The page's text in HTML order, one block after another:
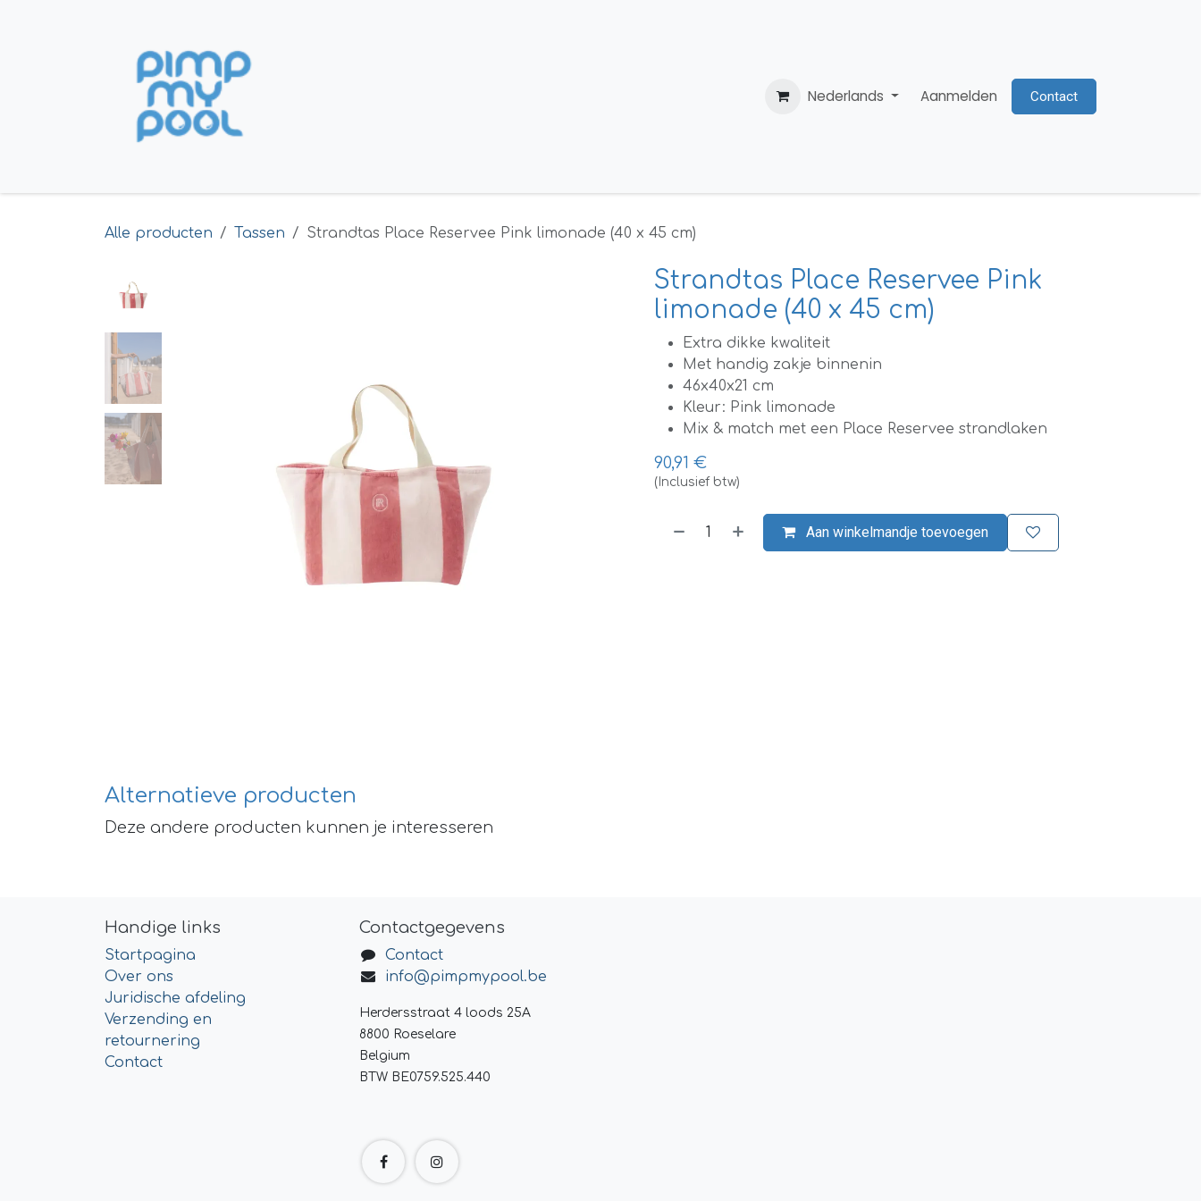
Nederlands Aanmelden Contact
Alle producten Tassen Strandtas Place Reservee Pink limonade (40 x 45 cm)
Strandtas Place Reservee Pink
limonade (40 x 45 cm)
Extra dikke kwaliteit
Met handig zakje binnenin
46x40x21 cm
Kleur: Pink limonade
Mix & match met een Place Reservee strandlaken
90,91 €
(Inclusief btw)
Aan winkelmandje toevoegen
Alternatieve producten
Deze andere producten kunnen je interesseren
Handige links
Startpagina
Over ons
Juridische afdeling
Verzending en
retournering
Contact
Contactgegevens
Contact
info@pimpmypool.be
Herdersstraat 4 loods 25A
8800 Roeselare
Belgium
BTW BE0759.525.440